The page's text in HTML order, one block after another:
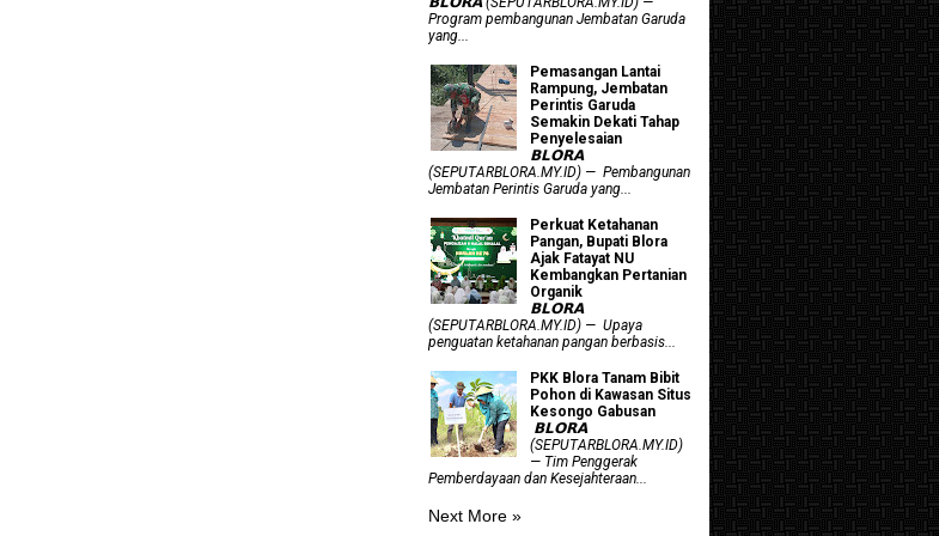
Program pembangunan Jembatan Garuda
yang...
Pemasangan Lantai
Rampung, Jembatan
Perintis Garuda
Semakin Dekati Tahap
Penyelesaian
𝗕𝗟𝗢𝗥𝗔
(SEPUTARBLORA.MY.ID) — Pembangunan
Jembatan Perintis Garuda yang...
​Perkuat Ketahanan
Pangan, Bupati Blora
Ajak Fatayat NU
Kembangkan Pertanian
Organik
𝗕𝗟𝗢𝗥𝗔
(SEPUTARBLORA.MY.ID) — Upaya
penguatan ketahanan pangan berbasis...
PKK Blora Tanam Bibit
Pohon di Kawasan Situs
Kesongo Gabusan
‎ 𝗕𝗟𝗢𝗥𝗔
(SEPUTARBLORA.MY.ID)
— Tim Penggerak
Pemberdayaan dan Kesejahteraan...
Next More »